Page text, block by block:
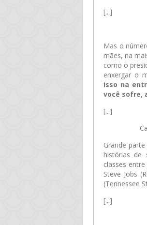
[...]
Mas o
mães, na
como o
enxergar o
isso na
você sofre,
[...]
Grande
histórias de
classes
Steve Jobs
(Tennessee
[...]